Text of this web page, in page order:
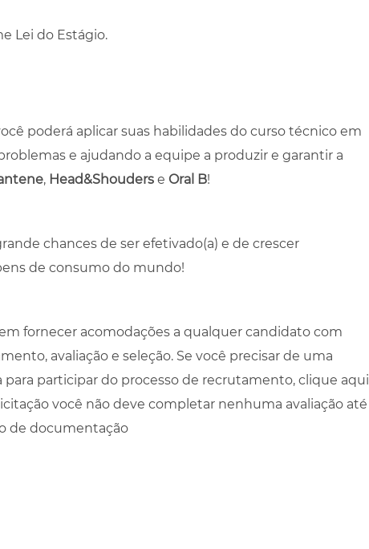
Lei do Estágio.
poderá aplicar suas habilidades do curso técnico em
e ajudando a equipe a produzir e garantir a
, Head&Shouders e Oral B!
chances de ser efetivado(a) e de crescer
de consumo do mundo!
fornecer acomodações a qualquer candidato com
avaliação e seleção. Se você precisar de uma
participar do processo de recrutamento, clique aqui
você não deve completar nenhuma avaliação até
de documentação